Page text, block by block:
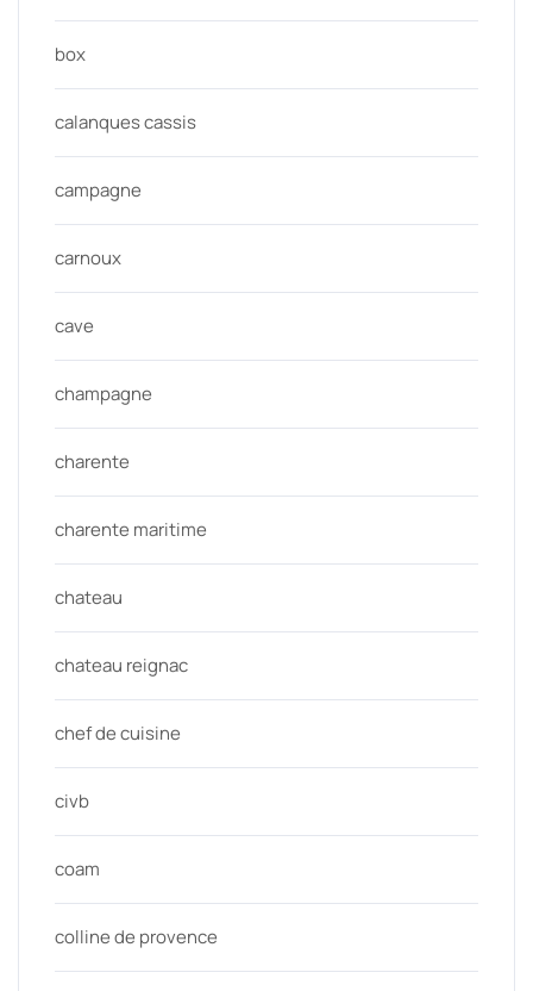
box
calanques cassis
campagne
carnoux
cave
champagne
charente
charente maritime
chateau
chateau reignac
chef de cuisine
civb
coam
colline de provence